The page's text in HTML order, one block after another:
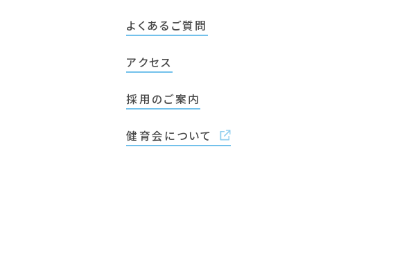
よくあるご質問
アクセス
採用のご案内
健育会について